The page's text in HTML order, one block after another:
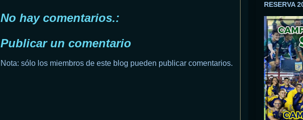
No hay comentarios.:
Publicar un comentario
Nota: sólo los miembros de este blog pueden publicar comentarios.
RESERVA